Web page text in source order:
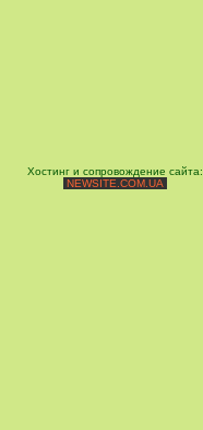
Хостинг и сопровождение сайта:
NEWSITE.COM.UA